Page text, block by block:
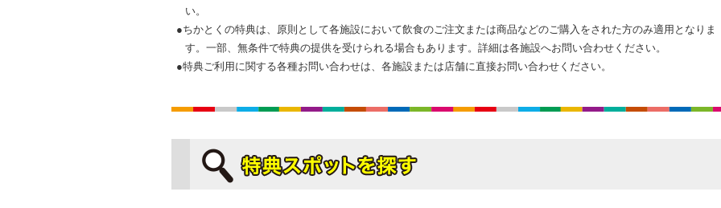
い。
●ちかとくの特典は、原則として各施設において飲食のご注文または商品などのご購入をされた方のみ適用となりま
す。一部、無条件で特典の提供を受けられる場合もあります。詳細は各施設へお問い合わせください。
●特典ご利用に関する各種お問い合わせは、各施設または店舗に直接お問い合わせください。